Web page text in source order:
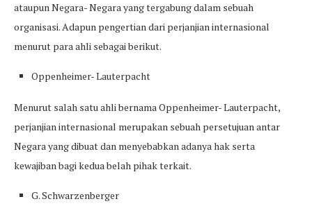
ataupun Negara- Negara yang tergabung dalam sebuah
organisasi. Adapun pengertian dari perjanjian internasional
menurut para ahli sebagai berikut.
Oppenheimer- Lauterpacht
Menurut salah satu ahli bernama Oppenheimer- Lauterpacht,
perjanjian internasional merupakan sebuah persetujuan antar
Negara yang dibuat dan menyebabkan adanya hak serta
kewajiban bagi kedua belah pihak terkait.
G. Schwarzenberger